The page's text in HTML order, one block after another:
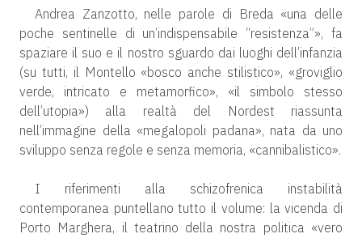
Andrea Zanzotto, nelle parole di Breda «una delle
poche sentinelle di un’indispensabile “resistenza”», fa
spaziare il suo e il nostro sguardo dai luoghi dell’infanzia
(su tutti, il Montello «bosco anche stilistico», «groviglio
verde, intricato e metamorfico», «il simbolo stesso
dell’utopia») alla realtà del Nordest riassunta
nell’immagine della «megalopoli padana», nata da uno
sviluppo senza regole e senza memoria, «cannibalistico».
I riferimenti alla schizofrenica instabilità
contemporanea puntellano tutto il volume: la vicenda di
Porto Marghera, il teatrino della nostra politica «vero